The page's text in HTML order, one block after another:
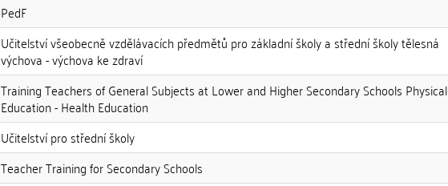
PedF
Učitelství všeobecně vzdělávacích předmětů pro základní školy a střední školy tělesná
výchova - výchova ke zdraví
Training Teachers of General Subjects at Lower and Higher Secondary Schools Physical
Education - Health Education
Učitelství pro střední školy
Teacher Training for Secondary Schools